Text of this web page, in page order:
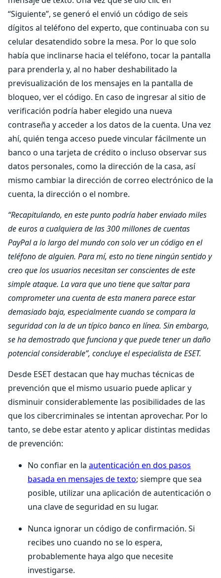
“Siguiente”, se generó el envió un código de seis
dígitos al teléfono del experto, que continuaba con su
celular desatendido sobre la mesa. Por lo que solo
había que inclinarse hacia el teléfono, tocar la pantalla
para prenderla y, al no haber deshabilitado la
previsualización de los mensajes en la pantalla de
bloqueo, ver el código. En caso de ingresar al sitio de
verificación podría haber elegido una nueva
contraseña y acceder a los datos de la cuenta. Una vez
ahí, quién tenga acceso puede vincular fácilmente un
banco o una tarjeta de crédito o incluso observar sus
datos personales, como la dirección de la casa, así
mismo cambiar la dirección de correo electrónico de la
cuenta, la dirección o el nombre.
“Recapitulando, en este punto podría haber enviado miles
de euros a cualquiera de las 300 millones de cuentas
PayPal a lo largo del mundo con solo ver un código en el
teléfono de alguien. Para mí, esto no tiene ningún sentido y
creo que los usuarios necesitan ser conscientes de este
simple ataque. La vara que uno tiene que saltar para
comprometer una cuenta de esta manera parece estar
demasiado baja, especialmente cuando se compara la
seguridad con la de un típico banco en línea. Sin embargo,
se ha demostrado que funciona y que puede tener un daño
potencial considerable”, concluye el especialista de ESET.
Desde ESET destacan que hay muchas técnicas de
prevención que el mismo usuario puede aplicar y
disminuir considerablemente las posibilidades de las
que los cibercriminales se intentan aprovechar. Por lo
tanto, se debe estar atento y aplicar distintas medidas
de prevención:
No confiar en la autenticación en dos pasos
basada en mensajes de texto; siempre que sea
posible, utilizar una aplicación de autenticación o
una clave de seguridad en su lugar.
Nunca ignorar un código de confirmación. Si
recibes uno cuando no se lo espera,
probablemente haya algo que necesite
investigarse.